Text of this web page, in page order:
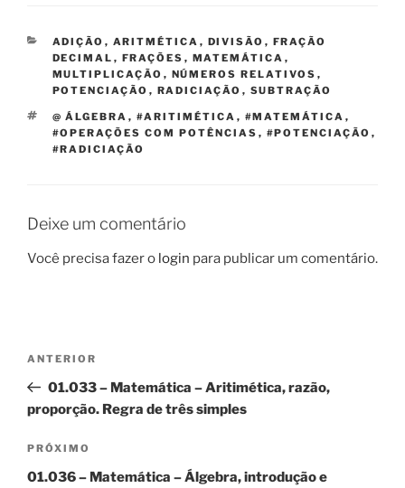
CATEGORIAS
ADIÇÃO , ARITMÉTICA , DIVISÃO , FRAÇÃO
DECIMAL , FRAÇÕES , MATEMÁTICA ,
MULTIPLICAÇÃO , NÚMEROS RELATIVOS ,
POTENCIAÇÃO , RADICIAÇÃO , SUBTRAÇÃO
TAGS
@ ÁLGEBRA , #ARITIMÉTICA , #MATEMÁTICA ,
#OPERAÇÕES COM POTÊNCIAS , #POTENCIAÇÃO ,
#RADICIAÇÃO
Deixe um comentário
Você precisa fazer o login para publicar um comentário.
Post
Post
anterior
ANTERIOR
01.033 – Matemática – Aritimética, razão,
proporção. Regra de três simples
Próximo
post
PRÓXIMO
01.036 – Matemática – Álgebra, introdução e